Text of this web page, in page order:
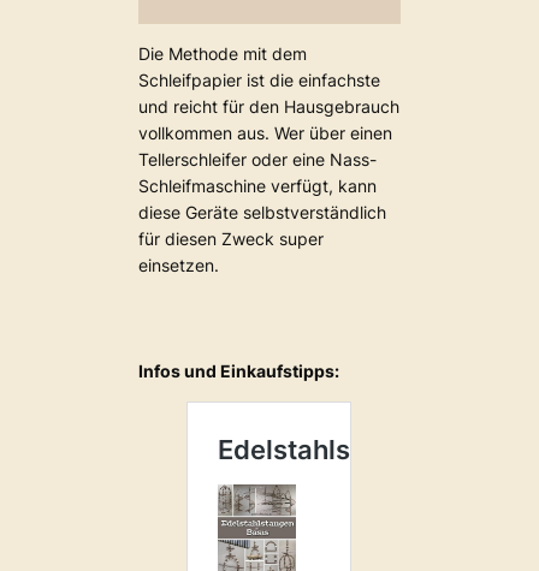
Die Methode mit dem
Schleifpapier ist die einfachste
und reicht für den Hausgebrauch
vollkommen aus. Wer über einen
Tellerschleifer oder eine Nass-
Schleifmaschine verfügt, kann
diese Geräte selbstverständlich
für diesen Zweck super
einsetzen.
Infos und Einkaufstipps: